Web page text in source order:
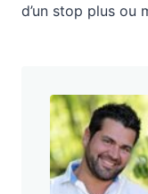
d’un stop plus ou